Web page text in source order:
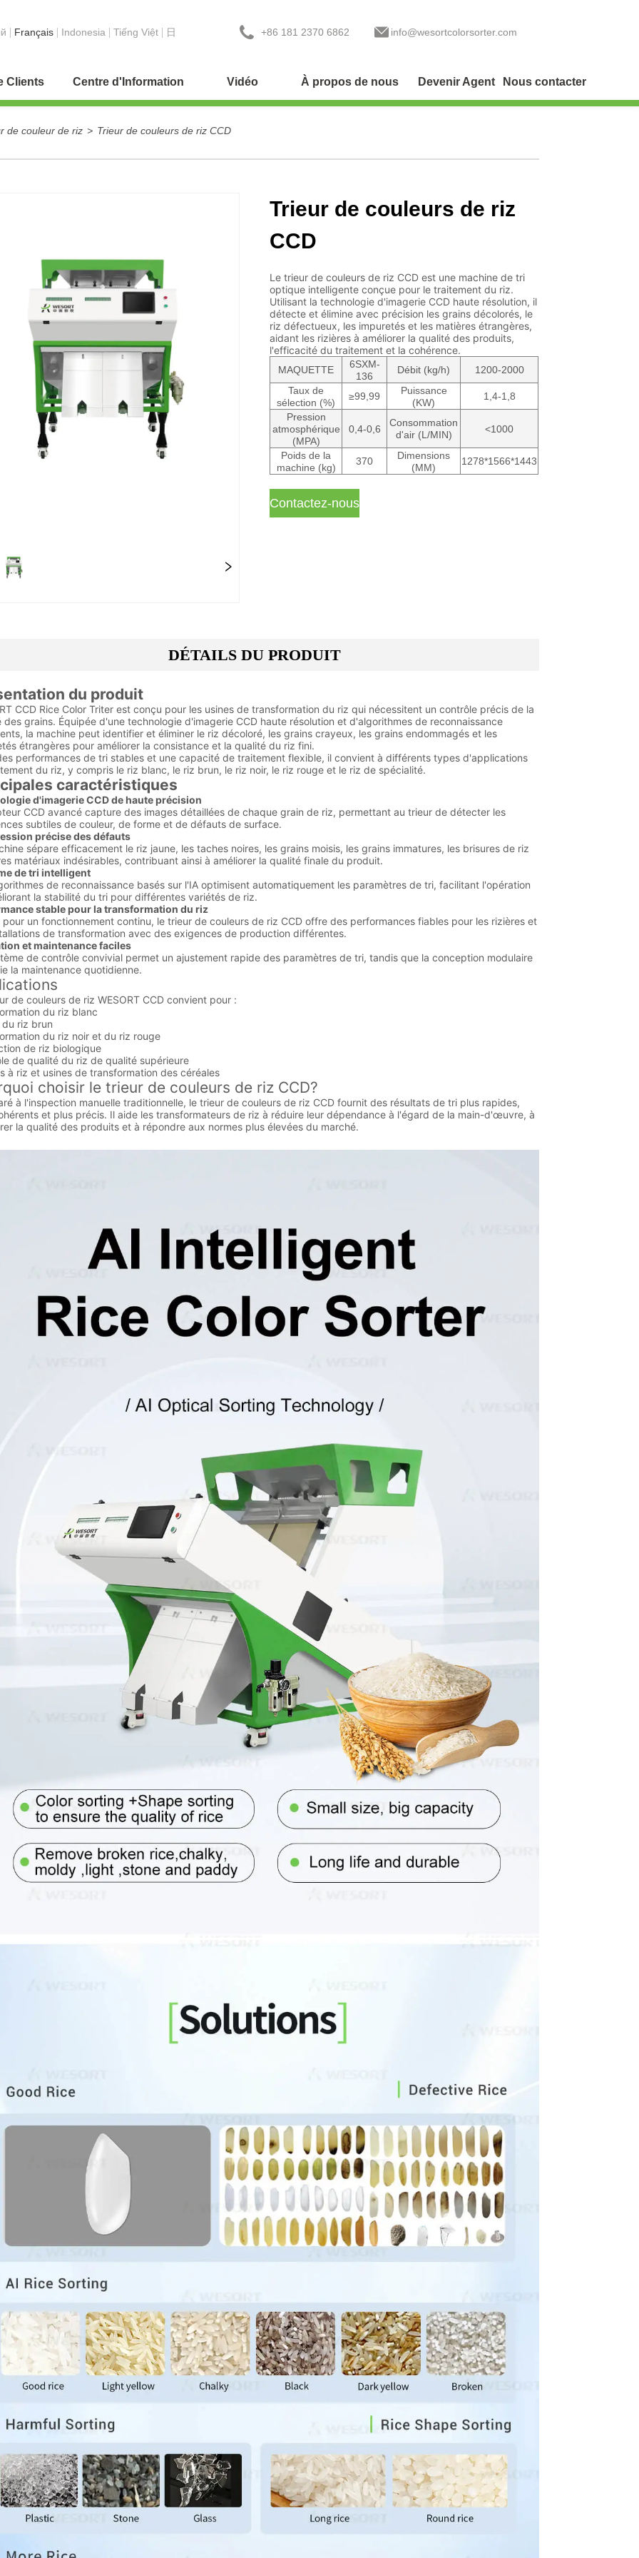
+86 181 2370 6862
Français Indonesia Tiếng Việt
日
info@wesortcolorsorter.com
Clients Centre d'Information Vidéo À propos de nous Devenir Agent Nous contacter
de couleur de riz > Trieur de couleurs de riz CCD
Trieur de couleurs de riz
CCD
Le trieur de couleurs de riz CCD est une machine de tri
optique intelligente conçue pour le traitement du riz.
Utilisant la technologie d'imagerie CCD haute résolution, il
détecte et élimine avec précision les grains décolorés, le
riz défectueux, les impuretés et les matières étrangères,
aidant les rizières à améliorer la qualité des produits,
l'efficacité du traitement et la cohérence.
MAQUETTE
6SXM-
136
Débit (kg/h)
1200-2000
Taux de
sélection (%)
≥99,99
Puissance
(KW)
1,4-1,8
Pression
atmosphérique
(MPA)
0,4-0,6
Consommation
d'air (L/MIN)
<1000
Poids de la
machine (kg)
370
Dimensions
(MM)
1278*1566*1443
Contactez-nous
DÉTAILS DU PRODUIT
du produit
CCD Rice Color Triter est conçu pour les usines de transformation du riz qui nécessitent un contrôle précis de la
des grains. Équipée d'une technologie d'imagerie CCD haute résolution et d'algorithmes de reconnaissance
la machine peut identifier et éliminer le riz décoloré, les grains crayeux, les grains endommagés et les
étrangères pour améliorer la consistance et la qualité du riz fini.
performances de tri stables et une capacité de traitement flexible, il convient à différents types d'applications
du riz, y compris le riz blanc, le riz brun, le riz noir, le riz rouge et le riz de spécialité.
caractéristiques
d'imagerie CCD de haute précision
CCD avancé capture des images détaillées de chaque grain de riz, permettant au trieur de détecter les
subtiles de couleur, de forme et de défauts de surface.
précise des défauts
sépare efficacement le riz jaune, les taches noires, les grains moisis, les grains immatures, les brisures de riz
matériaux indésirables, contribuant ainsi à améliorer la qualité finale du produit.
de tri intelligent
de reconnaissance basés sur l'IA optimisent automatiquement les paramètres de tri, facilitant l'opération
la stabilité du tri pour différentes variétés de riz.
stable pour la transformation du riz
pour un fonctionnement continu, le trieur de couleurs de riz CCD offre des performances fiables pour les rizières et
de transformation avec des exigences de production différentes.
et maintenance faciles
de contrôle convivial permet un ajustement rapide des paramètres de tri, tandis que la conception modulaire
la maintenance quotidienne.
de couleurs de riz WESORT CCD convient pour :
du riz blanc
du riz brun
du riz noir et du riz rouge
de riz biologique
de qualité du riz de qualité supérieure
à riz et usines de transformation des céréales
choisir le trieur de couleurs de riz CCD?
à l'inspection manuelle traditionnelle, le trieur de couleurs de riz CCD fournit des résultats de tri plus rapides,
et plus précis. Il aide les transformateurs de riz à réduire leur dépendance à l'égard de la main-d'œuvre, à
la qualité des produits et à répondre aux normes plus élevées du marché.